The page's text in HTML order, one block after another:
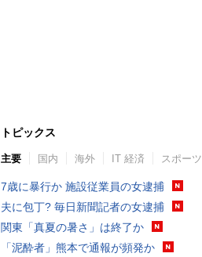
トピックス
主要 国内 海外 IT 経済 スポーツ
7歳に暴行か 施設従業員の女逮捕
夫に包丁? 毎日新聞記者の女逮捕
関東「真夏の暑さ」は終了か
「泥酔者」熊本で通報が頻発か